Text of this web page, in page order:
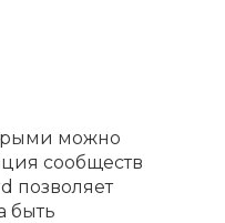
можно
сообществ
позволяет
быть